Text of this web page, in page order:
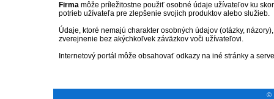
Firma môže príležitostne použiť osobné údaje užívateľov ku
potrieb užívateľa pre zlepšenie svojich produktov alebo služieb.
Údaje, ktoré nemajú charakter osobných údajov (otázky,
zverejnenie bez akýchkoľvek záväzkov voči užívateľovi.
Internetový portál môže obsahovať odkazy na iné stránky a
©